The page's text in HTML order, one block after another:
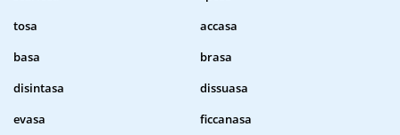
tosa
accasa
basa
brasa
disintasa
dissuasa
evasa
ficcanasa